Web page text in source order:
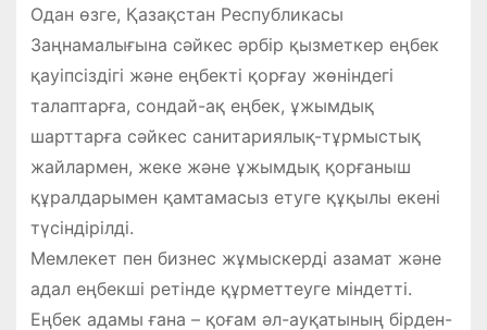
Одан өзге, Қазақстан Республикасы
Заңнамалығына сәйкес әрбір қызметкер еңбек
қауіпсіздігі және еңбекті қорғау жөніндегі
талаптарға, сондай-ақ еңбек, ұжымдық
шарттарға сәйкес санитариялық-тұрмыстық
жайлармен, жеке және ұжымдық қорғаныш
құралдарымен қамтамасыз етуге құқылы екені
түсіндірілді.
Мемлекет пен бизнес жұмыскерді азамат және
адал еңбекші ретінде құрметтеуге міндетті.
Еңбек адамы ғана – қоғам әл-ауқатының бірден-